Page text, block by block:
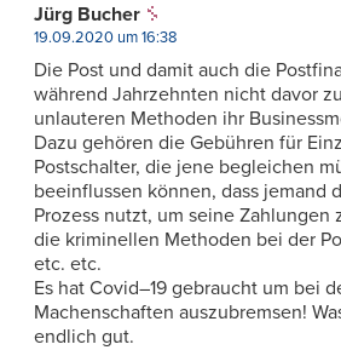
Jürg Bucher
19.09.2020 um 16:38
Die Post und damit auch die
während Jahrzehnten nicht davor
unlauteren Methoden ihr
Dazu gehören die Gebühren für
Postschalter, die jene begleichen
beeinflussen können, dass jemand
Prozess nutzt, um seine Zahlungen
die kriminellen Methoden bei der
etc. etc.
Es hat Covid–19 gebraucht um bei
Machenschaften auszubremsen!
endlich gut.